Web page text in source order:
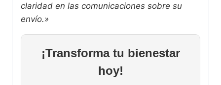
claridad en las comunicaciones sobre su
envío.»
¡Transforma tu bienestar
hoy!